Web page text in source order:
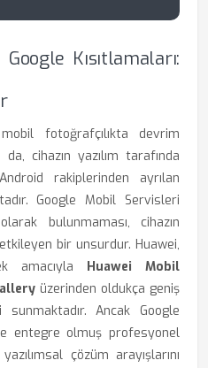
Kısıtlamaları:
fotoğrafçılıkta devrim
cihazın yazılım tarafında
rakiplerinden ayrılan
Google Mobil Servisleri
bulunmaması, cihazın
bir unsurdur. Huawei,
amacıyla Huawei Mobil
üzerinden oldukça geniş
Ancak Google
entegre olmuş profesyonel
çözüm arayışlarını